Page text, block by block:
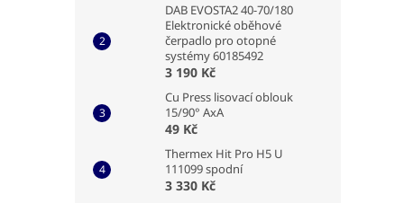
DAB EVOSTA2 40-70/180
Elektronické oběhové
čerpadlo pro otopné
systémy 60185492
3 190 Kč
Cu Press lisovací oblouk
15/90° AxA
49 Kč
Thermex Hit Pro H5 U
111099 spodní
3 330 Kč